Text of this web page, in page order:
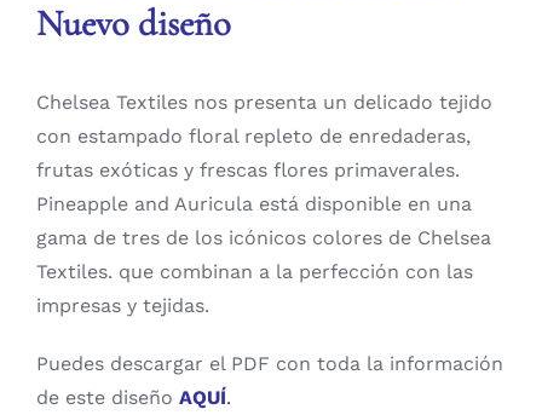
Nuevo diseño
Chelsea Textiles nos presenta un delicado tejido
con estampado floral repleto de enredaderas,
frutas exóticas y frescas flores primaverales.
Pineapple and Auricula está disponible en una
gama de tres de los icónicos colores de Chelsea
Textiles. que combinan a la perfección con las
impresas y tejidas.
Puedes descargar el PDF con toda la información
de este diseño AQUÍ.